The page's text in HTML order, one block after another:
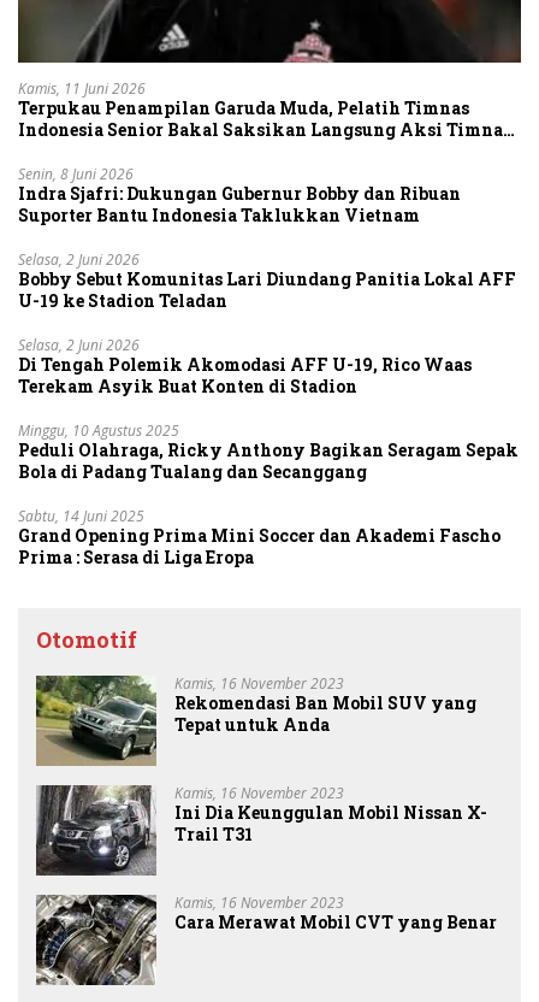
Kamis, 11 Juni 2026
Terpukau Penampilan Garuda Muda, Pelatih Timnas
Indonesia Senior Bakal Saksikan Langsung Aksi Timnas
Senin, 8 Juni 2026
Indra Sjafri: Dukungan Gubernur Bobby dan Ribuan
Suporter Bantu Indonesia Taklukkan Vietnam
Selasa, 2 Juni 2026
Bobby Sebut Komunitas Lari Diundang Panitia Lokal AFF
U-19 ke Stadion Teladan
Selasa, 2 Juni 2026
Di Tengah Polemik Akomodasi AFF U-19, Rico Waas
Terekam Asyik Buat Konten di Stadion
Minggu, 10 Agustus 2025
Peduli Olahraga, Ricky Anthony Bagikan Seragam Sepak
Bola di Padang Tualang dan Secanggang
Sabtu, 14 Juni 2025
Grand Opening Prima Mini Soccer dan Akademi Fascho
Prima : Serasa di Liga Eropa
Otomotif
Kamis, 16 November 2023
Rekomendasi Ban Mobil SUV yang
Tepat untuk Anda
Kamis, 16 November 2023
Ini Dia Keunggulan Mobil Nissan X-
Trail T31
Kamis, 16 November 2023
Cara Merawat Mobil CVT yang Benar